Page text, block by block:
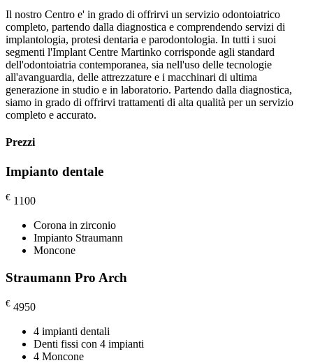
Il nostro Centro e' in grado di offrirvi un servizio odontoiatrico
completo, partendo dalla diagnostica e comprendendo servizi di
implantologia, protesi dentaria e parodontologia. In tutti i suoi
segmenti l'Implant Centre Martinko corrisponde agli standard
dell'odontoiatria contemporanea, sia nell'uso delle tecnologie
all'avanguardia, delle attrezzature e i macchinari di ultima
generazione in studio e in laboratorio. Partendo dalla diagnostica,
siamo in grado di offrirvi trattamenti di alta qualità per un servizio
completo e accurato.
Prezzi
Impianto dentale
€ 1100
Corona in zirconio
Impianto Straumann
Moncone
Straumann Pro Arch
€ 4950
4 impianti dentali
Denti fissi con 4 impianti
4 Moncone